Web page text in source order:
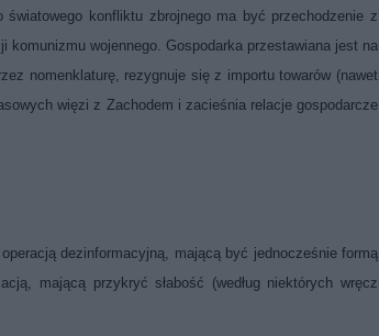
konfliktu zbrojnego ma być przechodzenie z
komunizmu wojennego. Gospodarka przestawiana jest na
nomenklaturę, rezygnuje się z importu towarów (nawet
więzi z Zachodem i zacieśnia relacje gospodarcze
dezinformacyjną, mającą być jednocześnie formą
mającą przykryć słabość (według niektórych wręcz